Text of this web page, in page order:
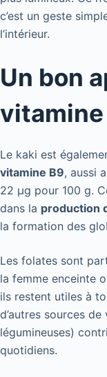
c’est un geste
l’intérieur.
Un bon
Le kaki est
vitamine B9, aussi
22 µg pour 100 g.
dans la production
la formation des
Les folates sont
la femme enceinte
ils restent utiles à
d’autres sources
légumineuses)
quotidiens.